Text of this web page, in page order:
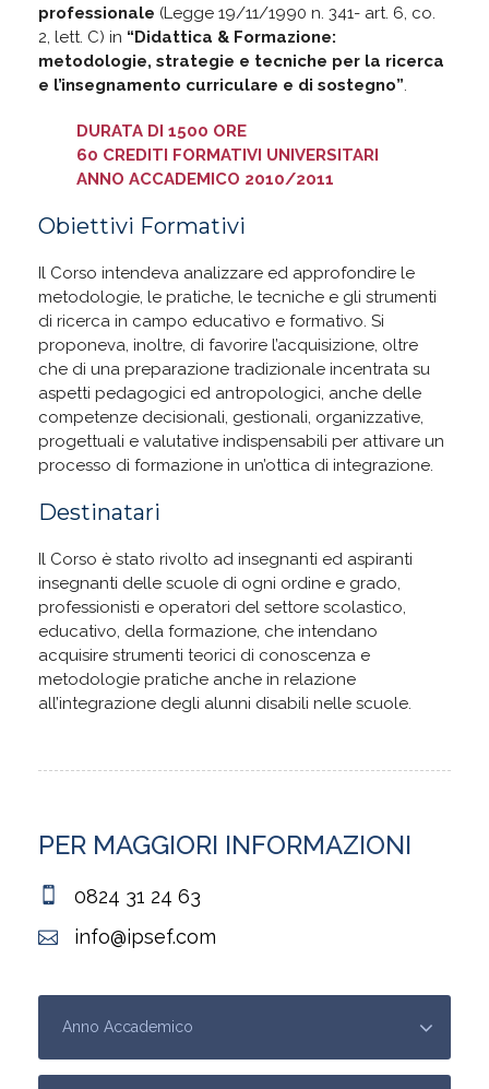
professionale (Legge 19/11/1990 n. 341- art. 6, co.
2, lett. C) in “Didattica & Formazione:
metodologie, strategie e tecniche per la ricerca
e l’insegnamento curriculare e di sostegno”.
DURATA DI 1500 ORE
60 CREDITI FORMATIVI UNIVERSITARI
ANNO ACCADEMICO 2010/2011
Obiettivi Formativi
Il Corso intendeva analizzare ed approfondire le
metodologie, le pratiche, le tecniche e gli strumenti
di ricerca in campo educativo e formativo. Si
proponeva, inoltre, di favorire l’acquisizione, oltre
che di una preparazione tradizionale incentrata su
aspetti pedagogici ed antropologici, anche delle
competenze decisionali, gestionali, organizzative,
progettuali e valutative indispensabili per attivare un
processo di formazione in un’ottica di integrazione.
Destinatari
Il Corso è stato rivolto ad insegnanti ed aspiranti
insegnanti delle scuole di ogni ordine e grado,
professionisti e operatori del settore scolastico,
educativo, della formazione, che intendano
acquisire strumenti teorici di conoscenza e
metodologie pratiche anche in relazione
all’integrazione degli alunni disabili nelle scuole.
PER MAGGIORI INFORMAZIONI
0824 31 24 63
info@ipsef.com